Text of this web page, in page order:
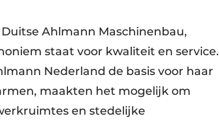
Ahlmann Maschinenbau,
staat voor kwaliteit en service.
Nederland de basis voor haar
maakten het mogelijk om
en stedelijke